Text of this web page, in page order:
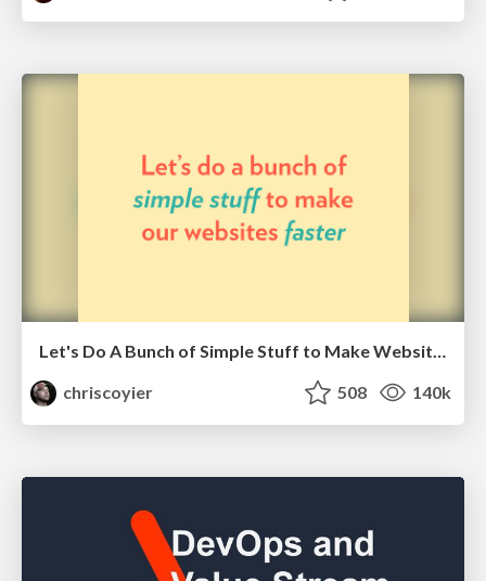
Let's Do A Bunch of Simple Stuff to Make Websites Faster
chriscoyier
508 140k